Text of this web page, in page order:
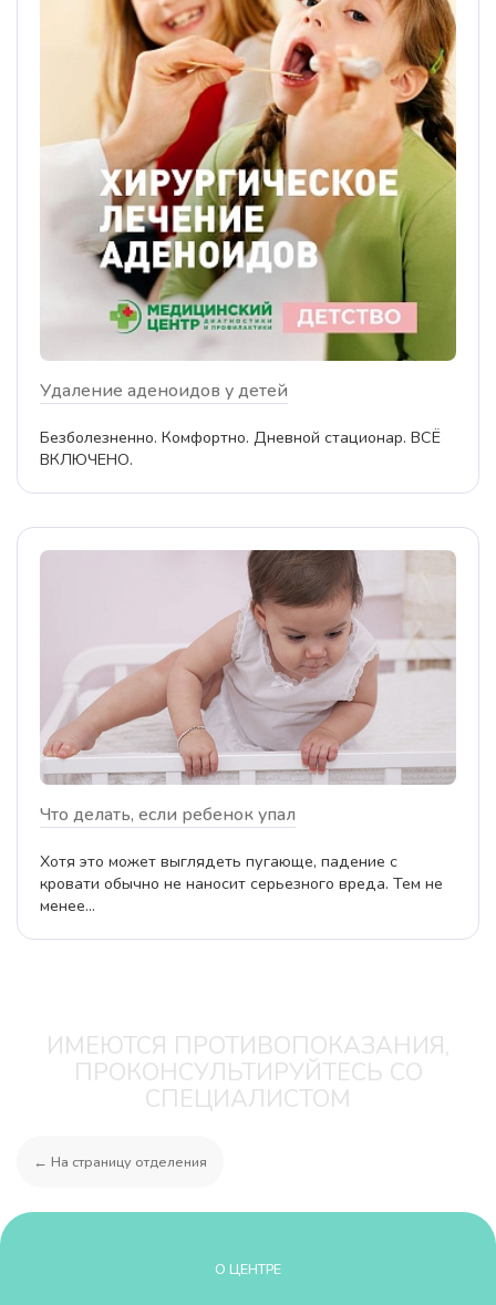
Удаление аденоидов у детей
Безболезненно. Комфортно. Дневной стационар. ВСЁ
ВКЛЮЧЕНО.
Что делать, если ребенок упал
Хотя это может выглядеть пугающе, падение с
кровати обычно не наносит серьезного вреда. Тем не
менее...
ИМЕЮТСЯ ПРОТИВОПОКАЗАНИЯ,
ПРОКОНСУЛЬТИРУЙТЕСЬ СО
СПЕЦИАЛИСТОМ
← На страницу отделения
О ЦЕНТРЕ